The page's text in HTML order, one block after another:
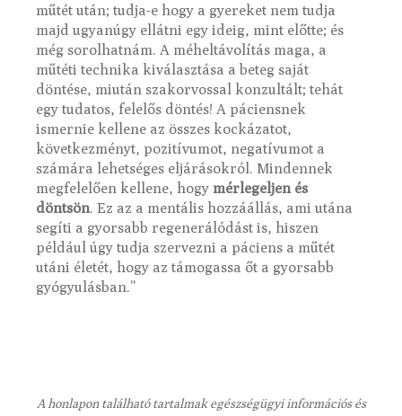
műtét után; tudja-e hogy a gyereket nem tudja
majd ugyanúgy ellátni egy ideig, mint előtte; és
még sorolhatnám. A méheltávolítás maga, a
műtéti technika kiválasztása a beteg saját
döntése, miután szakorvossal konzultált; tehát
egy tudatos, felelős döntés! A páciensnek
ismernie kellene az összes kockázatot,
következményt, pozitívumot, negatívumot a
számára lehetséges eljárásokról. Mindennek
megfelelően kellene, hogy mérlegeljen és
döntsön. Ez az a mentális hozzáállás, ami utána
segíti a gyorsabb regenerálódást is, hiszen
például úgy tudja szervezni a páciens a műtét
utáni életét, hogy az támogassa őt a gyorsabb
gyógyulásban.”
A honlapon található tartalmak egészségügyi információs és